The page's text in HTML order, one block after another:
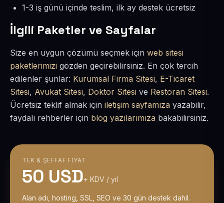
1-3 iş günü içinde teslim, ilk ay destek ücretsiz
İlgili Paketler ve Sayfalar
Size en uygun çözümü seçmek için web sitesi
paketlerimizi gözden geçirebilirsiniz. En çok tercih
edilenler şunlar: Kurumsal Firma Sitesi, E-Ticaret
Sitesi, Avukat Sitesi, Doktor Sitesi ve Restoran Sitesi.
Ücretsiz teklif almak için iletişim sayfamıza yazabilir,
faydalı rehberler için blog yazılarımıza bakabilirsiniz.
TEK & ŞEFFAF FIYAT
50 USD+ KDV / yıl
Alan adı, hosting, SSL, SEO ve 30 gün destek dahil.